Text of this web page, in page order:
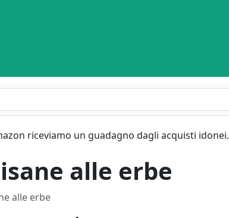
riceviamo un guadagno dagli acquisti idonei.
alle erbe
alle erbe